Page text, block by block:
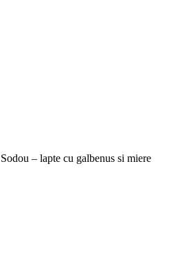
Sodou – lapte cu galbenus si miere